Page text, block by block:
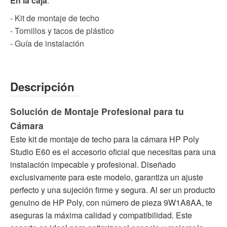
- Kit de montaje de techo
- Tornillos y tacos de plástico
- Guía de instalación
Descripción
Solución de Montaje Profesional para tu
Cámara
Este kit de montaje de techo para la cámara HP Poly
Studio E60 es el accesorio oficial que necesitas para una
instalación impecable y profesional. Diseñado
exclusivamente para este modelo, garantiza un ajuste
perfecto y una sujeción firme y segura. Al ser un producto
genuino de HP Poly, con número de pieza 9W1A8AA, te
aseguras la máxima calidad y compatibilidad. Este